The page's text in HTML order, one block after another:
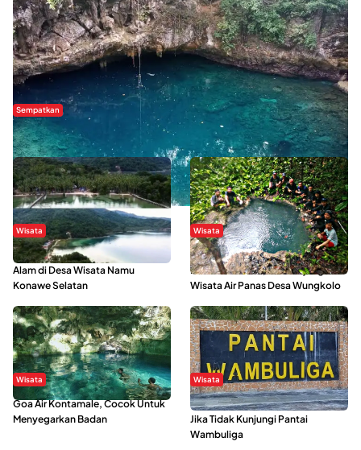
Sempatkan
Danau Rebi-Rebi, Pesona Alam Tersembunyi di Morowali
Wisata
Menikmati Suasana Keindahan
Alam di Desa Wisata Namu
Konawe Selatan
Wisata
Sering Menjadi Tempat Refreshing
Mahasiswa KKN, Yuk Kunjungi
Wisata Air Panas Desa Wungkolo
Wisata
Goa Air Kontamale, Cocok Untuk
Menyegarkan Badan
Wisata
Berkunjung Ke Wakatobi, Nyesal
Jika Tidak Kunjungi Pantai
Wambuliga